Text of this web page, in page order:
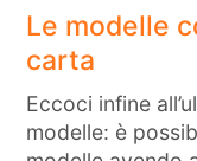
Le modelle
carta
Eccoci infine
modelle: è